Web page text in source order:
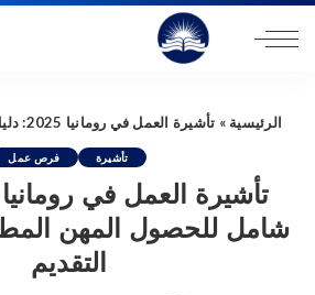
الرئيسية » تأشيرة العمل في رومانيا 2025: دليل شامل للحصول المهن المطلوبة وخطوات التقديم
تأشيرة فرص عمل
شامل للحصول المهن
التقديم